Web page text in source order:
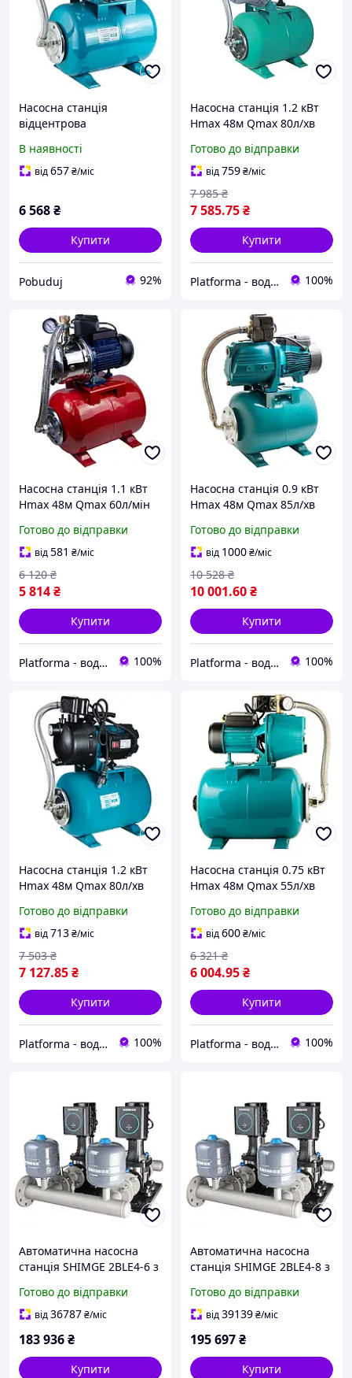
Насосна станція
відцентрова
AquaticaLeo нержавіюча
0.6кВт Hmax 35м Qmax
В наявності
від657₴/міс
6 568₴
Купити
Pobuduj 92%
Насосна станція 1.2 кВт
Hmax 48м Qmax 80л/хв
нерж) 24л Україна
AquaticaLEO арт.
(775314/24)
Готово до відправки
від759₴/міс
7 585.75₴
7 985 ₴
Купити
Platforma - водопостачання, опалення та каналізація - обладнання та комплектуючі 100%
Насосна станція 1.1 кВт
Hmax 48м Qmax 60л/мін
нерж) 24л Україна
WETRON арт.(775054/24)
Готово до відправки
від581 ₴/міс
5 814₴
6 120 ₴
Купити
Platforma - водопостачання, опалення та каналізація - обладнання та комплектуючі 100%
Насосна станція 0.9 кВт
Hmax 48м Qmax 85л/хв
24л AquaticaLEO арт.
(775386/24)
Готово до відправки
від 1000₴/міс
10 001.60₴
10 528 ₴
Купити
Platforma - водопостачання, опалення та каналізація - обладнання та комплектуючі 100%
Насосна станція 1.2 кВт
Hmax 48м Qmax 80л/хв
(самовсмоктуючий насос)
24л Україна AquaticaLEO
арт.(775309/24)
Готово до відправки
від713₴/міс
7 127.85₴
7 503 ₴
Купити
Platforma - водопостачання, опалення та каналізація - обладнання та комплектуючі 100%
Насосна станція 0.75 кВт
Hmax 48м Qmax 55л/хв
24л Україна AQUATICA
арт.(775092/24)
Готово до відправки
від600₴/міс
6 004.95₴
6 321 ₴
Купити
Platforma - водопостачання, опалення та каналізація - обладнання та комплектуючі 100%
Автоматична насосна
станція SHIMGE 2BLE4-6 з
перетворювачем, 2,2 кВт,
Hmax 56(48)м, Qmax
Готово до відправки
від36787₴/міс
183 936₴
Купити
Автоматична насосна
станція SHIMGE 2BLE4-8 з
перетворювачем, 3 кВт,
Hmax 74(64)м, Qmax
Готово до відправки
від39139₴/міс
195 697₴
Купити